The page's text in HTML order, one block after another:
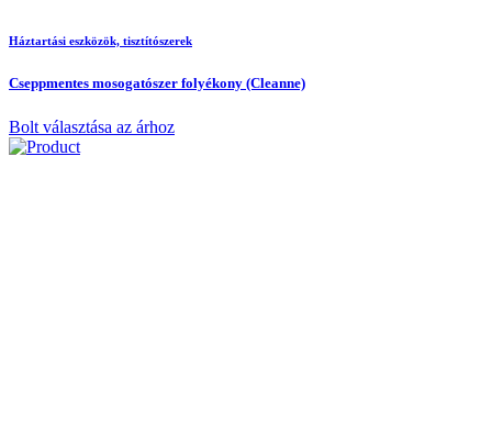
Háztartási eszközök, tisztítószerek
Cseppmentes mosogatószer folyékony (Cleanne)
Bolt választása az árhoz